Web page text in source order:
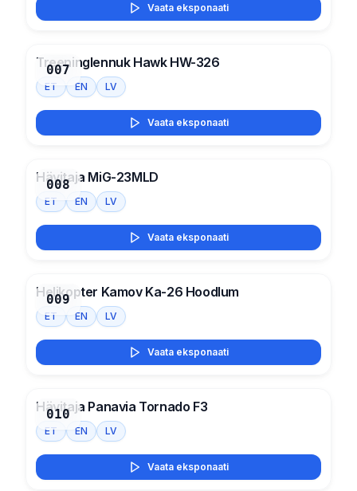
Vaata eksponaati
007
Treeninglennuk Hawk HW-326
ET EN LV
Vaata eksponaati
008
Hävitaja MiG-23MLD
ET EN LV
Vaata eksponaati
009
Helikopter Kamov Ka-26 Hoodlum
ET EN LV
Vaata eksponaati
010
Hävitaja Panavia Tornado F3
ET EN LV
Vaata eksponaati